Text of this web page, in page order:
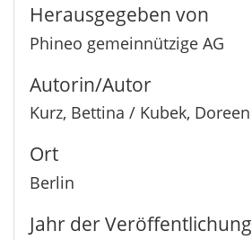
Herausgegeben von
Phineo gemeinnützige AG
Autorin/Autor
Kurz, Bettina / Kubek, Doreen
Ort
Berlin
Jahr der Veröffentlichung